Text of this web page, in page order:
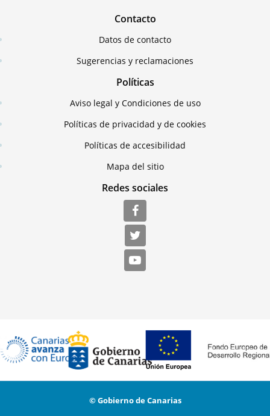
Contacto
Datos de contacto
Sugerencias y reclamaciones
Políticas
Aviso legal y Condiciones de uso
Políticas de privacidad y de cookies
Políticas de accesibilidad
Mapa del sitio
Redes sociales
© Gobierno de Canarias